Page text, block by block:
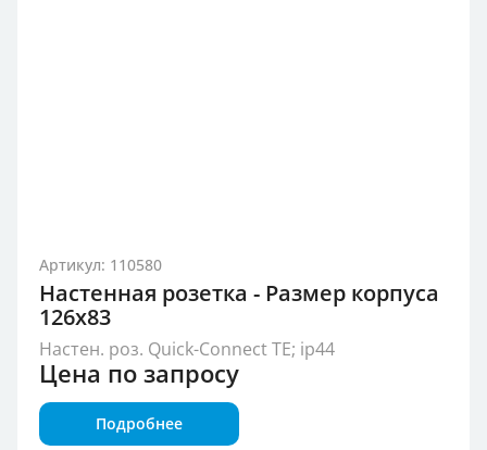
Артикул: 110580
Настенная розетка - Размер корпуса
126x83
Настен. роз. Quick-Connect TE; ip44
Цена по запросу
Подробнее